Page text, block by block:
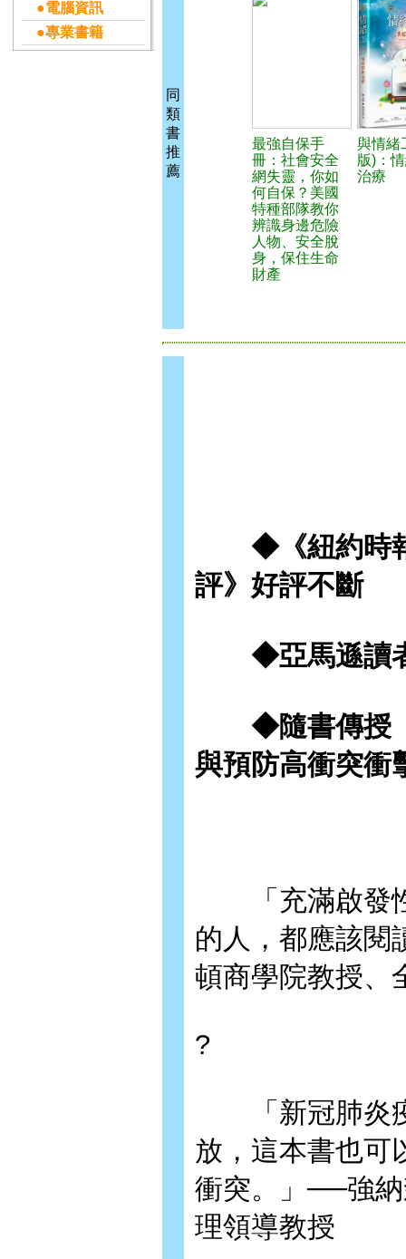
●電腦資訊
●專業書籍
同
類
書
推
薦
最強自保手
冊：社會安全
網失靈，你如
何自保？美國
特種部隊教你
辨識身邊危險
人物、安全脫
身，保住生命
財產
與情緒
版)：
治療
◆《紐約時報
評》好評不斷
◆亞馬遜讀者
◆隨書傳授「
與預防高衝突衝
「充滿啟發性
的人，都應該閱
頓商學院教授、
?
「新冠肺炎疫
放，這本書也可
衝突。」──強
理領導教授